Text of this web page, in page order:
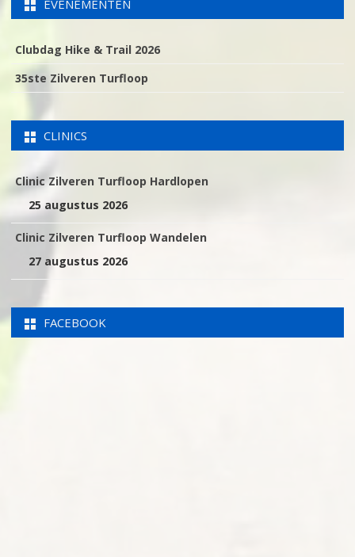
EVENEMENTEN
Clubdag Hike & Trail 2026
35ste Zilveren Turfloop
CLINICS
Clinic Zilveren Turfloop Hardlopen
25 augustus 2026
Clinic Zilveren Turfloop Wandelen
27 augustus 2026
FACEBOOK